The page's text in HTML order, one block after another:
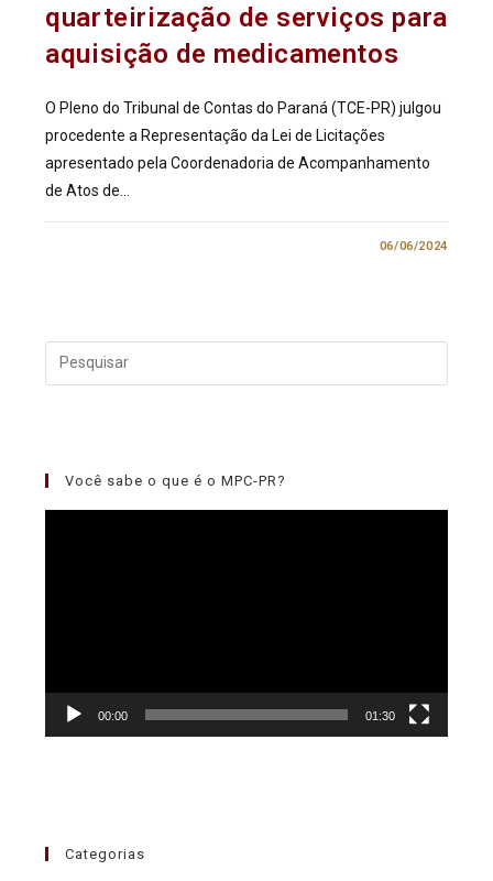
quarteirização de serviços para
aquisição de medicamentos
O Pleno do Tribunal de Contas do Paraná (TCE-PR) julgou
procedente a Representação da Lei de Licitações
apresentado pela Coordenadoria de Acompanhamento
de Atos de…
06/06/2024
Você sabe o que é o MPC-PR?
00:00 01:30
Categorias